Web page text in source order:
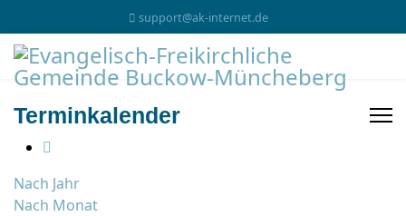
support@ak-internet.de
Terminkalender
Nach Jahr
Nach Monat